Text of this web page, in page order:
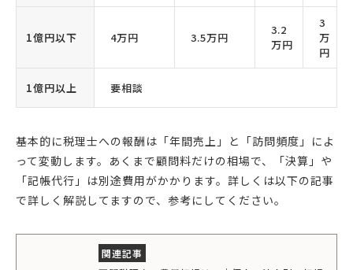
1億円以下 4万円 3.5万円
3.2
万円
3
万
円
1億円以上 要相談
基本的に税理士への報酬は「年間売上」と「訪問頻度」によ
って変動します。あくまで顧問料だけの相場で、「決算」や
「記帳代行」は別途費用がかかります。詳しくは以下の記事
で詳しく解説してますので、参考にしてください。